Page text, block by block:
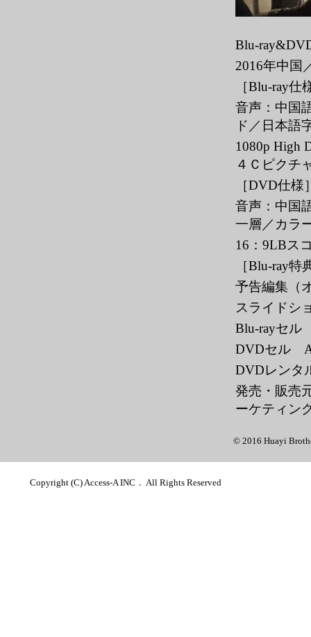
Blu-
2016年中国
［Blu-ray仕
音声：中国
ド／日本語
1080p High
４Ｃピクチ
［DVD仕様
音声：中国
一層／カラ
16：9LBス
［Blu-ray特
予告編集（
スライドシ
Blu-rayセル
DVDセル
DVDレンタ
発売・販売
ーケティン
© 2016 Huayi
Copyright (C) Access-A INC． All Rights Reserved